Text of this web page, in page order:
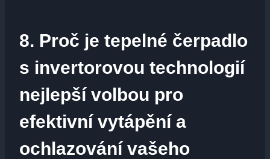
8.​ Proč‌ je tepelné čerpadlo‍
s invertorovou technologií
nejlepší ‌volbou pro
efektivní vytápění a
ochlazování vašeho